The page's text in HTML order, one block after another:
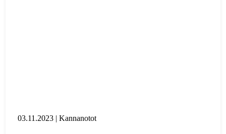
03.11.2023 | Kannanotot